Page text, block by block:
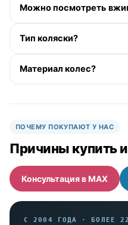
Можно посмотреть
Тип коляски?
Материал колес?
ПОЧЕМУ ПОКУПАЮТ У НАС
Причины купить
Консультация в MAX
С 2004 ГОДА · БОЛЕЕ